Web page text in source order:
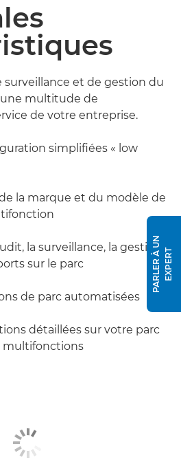
surveillance et de gestion du
une multitude de
de votre entreprise.
simplifiées « low
la marque et du modèle de
la surveillance, la gestion
sur le parc
de parc automatisées
détaillées sur votre parc
multifonctions
P
A
R
L
E
R
À
U
N
E
X
P
E
RT